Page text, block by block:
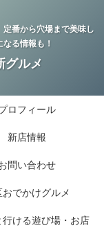
番から穴場まで美味し
る情報も！
グルメ
ロフィール
新店情報
問い合わせ
おでかけグルメ
行ける遊び場・お店